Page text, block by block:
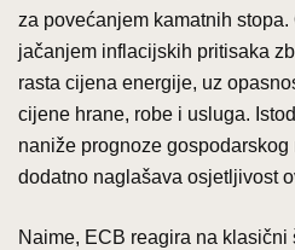
za povećanjem kamatnih
jačanjem inflacijskih pritisaka
rasta cijena energije, uz
cijene hrane, robe i usluga.
naniže prognoze
dodatno naglašava osjetljivost
Naime, ECB reagira na klasični